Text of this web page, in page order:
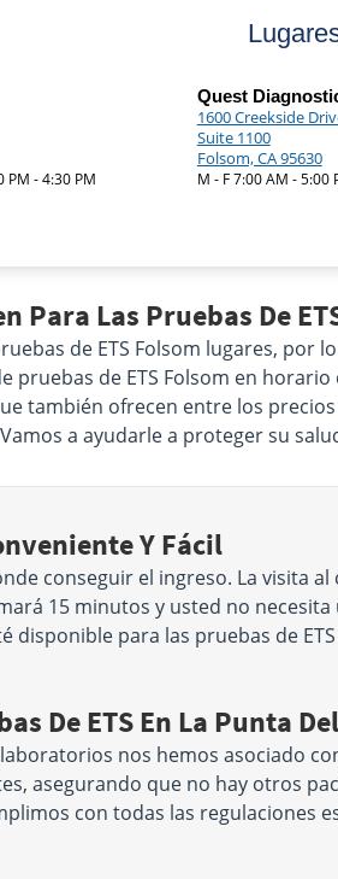
PM - 4:30 PM
Quest
1600 Creekside
Suite 1100
Folsom, CA 95630
M - F 7:00 AM - 5:00
Para Las Pruebas De
de ETS Folsom lugares,
pruebas de ETS Folsom en
también ofrecen entre los
a ayudarle a proteger su
Y Fácil
conseguir el ingreso. La visita
15 minutos y usted no
disponible para las pruebas de
De ETS En La Punta
laboratorios nos hemos asociado
asegurando que no hay otros
con todas las regulaciones